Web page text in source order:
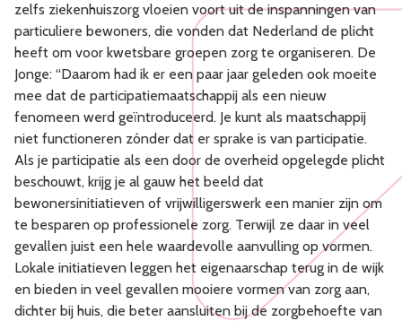
zelfs ziekenhuiszorg vloeien voort uit de inspanningen van
particuliere bewoners, die vonden dat Nederland de plicht
heeft om voor kwetsbare groepen zorg te organiseren. De
Jonge: “Daarom had ik er een paar jaar geleden ook moeite
mee dat de participatiemaatschappij als een nieuw
fenomeen werd geïntroduceerd. Je kunt als maatschappij
niet functioneren zónder dat er sprake is van participatie.
Als je participatie als een door de overheid opgelegde plicht
beschouwt, krijg je al gauw het beeld dat
bewonersinitiatieven of vrijwilligerswerk een manier zijn om
te besparen op professionele zorg. Terwijl ze daar in veel
gevallen juist een hele waardevolle aanvulling op vormen.
Lokale initiatieven leggen het eigenaarschap terug in de wijk
en bieden in veel gevallen mooiere vormen van zorg aan,
dichter bij huis, die beter aansluiten bij de zorgbehoefte van